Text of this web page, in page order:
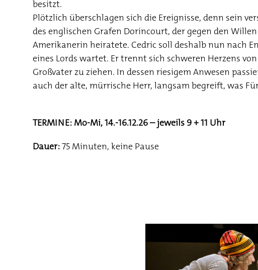
besitzt.
Plötzlich überschlagen sich die Ereignisse, denn sein
des englischen Grafen Dorincourt, der gegen den
Amerikanerin heiratete. Cedric soll deshalb nun nach
eines Lords wartet. Er trennt sich schweren Herzens
Großvater zu ziehen. In dessen riesigem Anwesen
auch der alte, mürrische Herr, langsam begreift, was
TERMINE: Mo-Mi, 14.-16.12.26 – jeweils 9 + 11 Uhr
Dauer:75 Minuten, keine Pause